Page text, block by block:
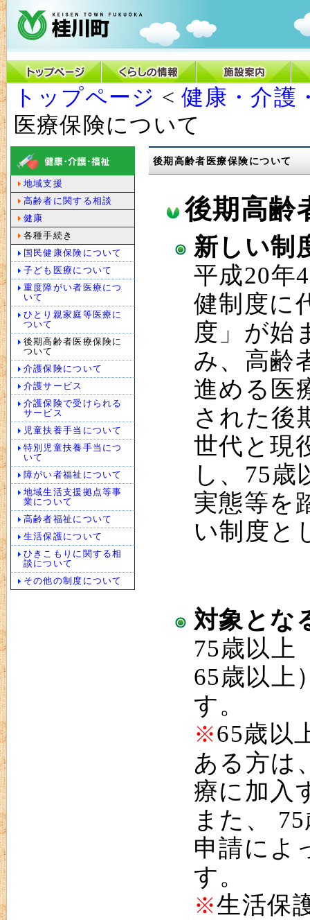
トップページ <健康・介護
医療保険について
後期高齢者医療保険について
後期高齢
新しい制
平成20年
健制度に
度」が始
み、高齢
進める医
された後
世代と現
し、75歳
実態等を
い制度と
対象とな
75歳以上
65歳以上
す。
※65歳以
ある方は
療に加入
また、
申請によ
す。
※生活保
地域支援
高齢者に関する相談
健康
各種手続き
国民健康保険について
子ども医療について
重度障がい者医療につ
いて
ひとり親家庭等医療に
ついて
後期高齢者医療保険に
ついて
介護保険について
介護サービス
介護保険で受けられる
サービス
児童扶養手当について
特別児童扶養手当につ
いて
障がい者福祉について
地域生活支援拠点等事
業について
高齢者福祉について
生活保護について
ひきこもりに関する相
談について
その他の制度について